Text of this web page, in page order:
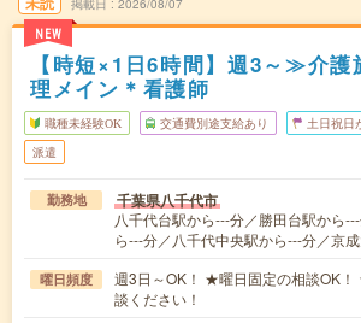
NEW
【時短×1日6時間】週3～≫介護
理メイン＊看護師
職種未経験OK 交通費別途支給あり 土日祝日
派遣
勤務地 千葉県八千代市
八千代台駅から---分／勝田台駅から
ら---分／八千代中央駅から---分／京
曜日頻度
週3日～OK！ ★曜日固定の相談OK
談ください！